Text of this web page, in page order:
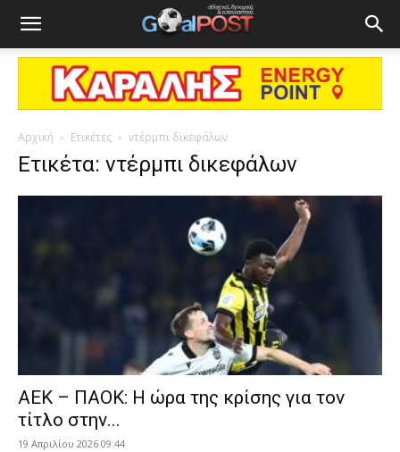
Αρχική Ετικέτες ντέρμπι δικεφάλων
Ετικέτα: ντέρμπι δικεφάλων
ΑΕΚ – ΠΑΟΚ: Η ώρα της κρίσης για τον
τίτλο στην...
19 Απριλίου 2026 09:44